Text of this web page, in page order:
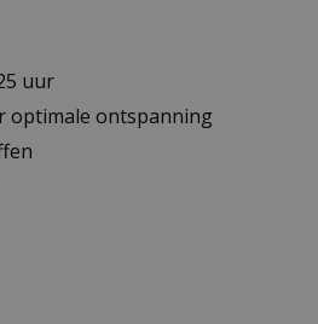
uur
optimale ontspanning